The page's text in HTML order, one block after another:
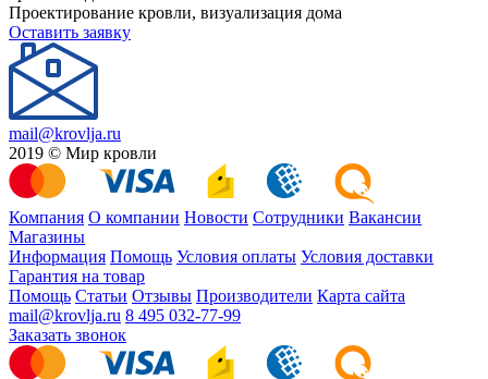
Проектирование кровли, визуализация дома
Оставить заявку
mail@krovlja.ru
2019 © Мир кровли
Компания О компании Новости Сотрудники Вакансии
Магазины
Информация Помощь Условия оплаты Условия доставки
Гарантия на товар
Помощь Статьи Отзывы Производители Карта сайта
mail@krovlja.ru 8 495 032-77-99
Заказать звонок